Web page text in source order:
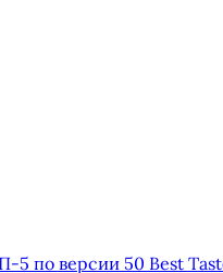
по версии 50 Best